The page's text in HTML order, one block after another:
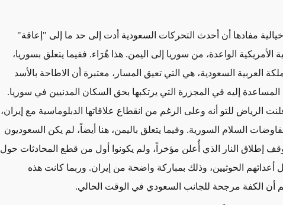
مفادها أن أحدث التحركات السعودية أدت إلى حد ما إلى "إعاقة"
الأمريكية الواعدة، من سوريا إلى اليمن. هذا هُرَاء. ففيما يتعلق بسوريا،
العربية السعودية، هي التي تعيق المسار، معتبرة أن الاطاحة بالأسد
إليه في المجزرة التي يرتكبها بحق السكان المدنيين في سوريا.
الرياض للتو أنه وعلى الرغم من انقطاع علاقاتها الدبلوماسية مع إيران،
السلام السورية. وفيما يتعلق باليمن، هنا أيضاً، لم يكن السعوديون
بوقف إطلاق النار الذي أُعلن مؤخراً، ولم يكونوا أول من قطع المحادثات حول
أعدائهم الحوثيين، وذلك بمباركة واضحة من إيران. وربما كانت هذه
أن الكفة مرجحة للجانب السعودي في الوقت الحالي.